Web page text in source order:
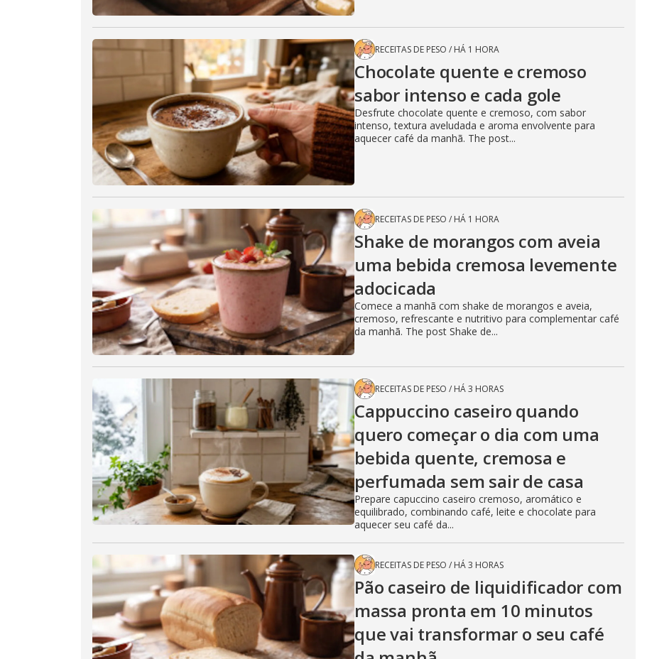
RECEITAS DE PESO / HÁ 1 HORA
Chocolate quente e cremoso
sabor intenso e cada gole
Desfrute chocolate quente e cremoso, com sabor
intenso, textura aveludada e aroma envolvente para
aquecer café da manhã. The post...
RECEITAS DE PESO / HÁ 1 HORA
Shake de morangos com aveia
uma bebida cremosa levemente
adocicada
Comece a manhã com shake de morangos e aveia,
cremoso, refrescante e nutritivo para complementar café
da manhã. The post Shake de...
RECEITAS DE PESO / HÁ 3 HORAS
Cappuccino caseiro quando
quero começar o dia com uma
bebida quente, cremosa e
perfumada sem sair de casa
Prepare capuccino caseiro cremoso, aromático e
equilibrado, combinando café, leite e chocolate para
aquecer seu café da...
RECEITAS DE PESO / HÁ 3 HORAS
Pão caseiro de liquidificador com
massa pronta em 10 minutos
que vai transformar o seu café